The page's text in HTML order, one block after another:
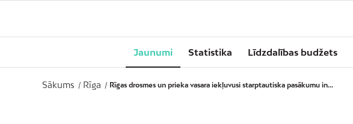
Jaunumi Statistika Līdzdalības budžets
Sākums / Rīga / Rīgas drosmes un prieka vasara iekļuvusi starptautiska pasākumu in...